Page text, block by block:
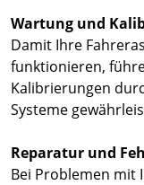
Wartung und
Damit Ihre
funktionieren,
Kalibrierungen
Systeme
Reparatur und
Bei Problemen mit